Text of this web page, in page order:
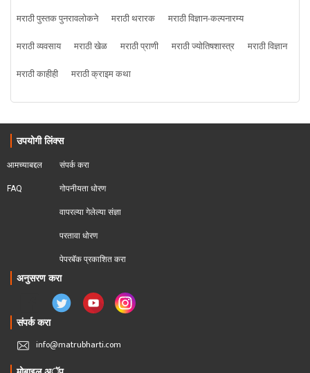
मराठी पुस्तक पुनरावलोकने
मराठी थरारक
मराठी विज्ञान-कल्पनारम्य
मराठी व्यवसाय
मराठी खेळ मराठी प्राणी मराठी ज्योतिषशास्त्र
मराठी विज्ञान
मराठी काहीही
मराठी क्राइम कथा
उपयोगी लिंक्स
आमच्याबद्दल
FAQ
संपर्क करा
गोपनीयता धोरण
वापरल्या गेलेल्या संज्ञा
परतावा धोरण
पेपरबॅक प्रकाशित करा
अनुसरण करा
संपर्क करा
info@matrubharti.com